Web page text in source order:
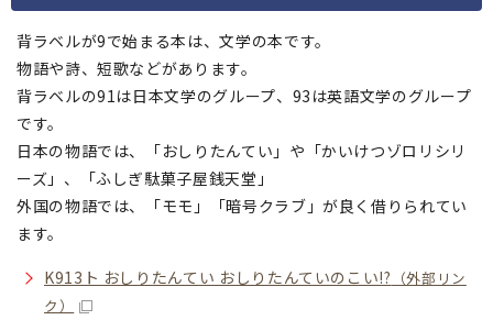
背ラベルが9で始まる本は、文学の本です。
物語や詩、短歌などがあります。
背ラベルの91は日本文学のグループ、93は英語文学のグループ
です。
日本の物語では、「おしりたんてい」や「かいけつゾロリシリ
ーズ」、「ふしぎ駄菓子屋銭天堂」
外国の物語では、「モモ」「暗号クラブ」が良く借りられてい
ます。
K913ト おしりたんてい おしりたんていのこい!? （外部リン
ク）